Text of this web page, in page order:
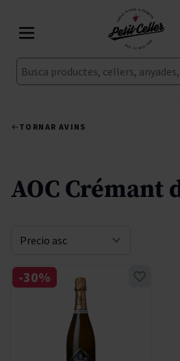
Cerca
TORNAR AVINS
AOC Crémant
Sort By
-30%